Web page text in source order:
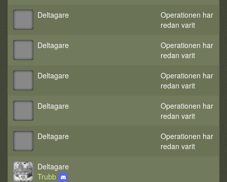
Deltagare
Operationen har
redan varit
Deltagare
Operationen har
redan varit
Deltagare
Operationen har
redan varit
Deltagare
Operationen har
redan varit
Deltagare
Operationen har
redan varit
Deltagare
Trubb